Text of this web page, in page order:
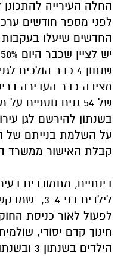
החלה העירייה להתכונן
לפני מספר חודשים
החדשים שיעלו
שנתון 4 כבר
מצידה כבר העבירה
של 54 גנים
בשנתון להירשם לגן
על השלמת בנייתם של
קבלת האישור ממשרד
בינתיים, מתמודדים
לילדים בני
לפעול לאור כניסת
חינוך קדם יסודי,